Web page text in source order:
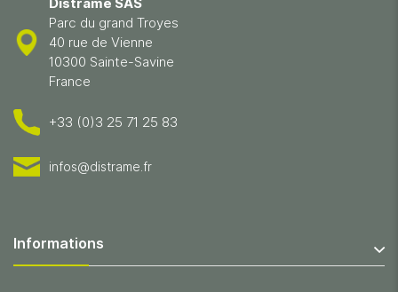
Parc du grand Troyes
40 rue de Vienne
10300 Sainte-Savine
France
+33 (0)3 25 71 25 83
infos@distrame.fr
Informations